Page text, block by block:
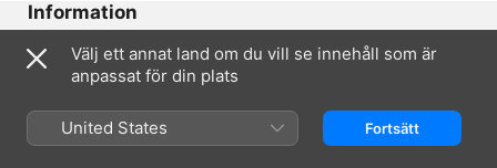
Information
Utgiven
2024
46 min.
Välj ett annat land om du vill se innehåll som är
anpassat för din plats
United States Fortsätt